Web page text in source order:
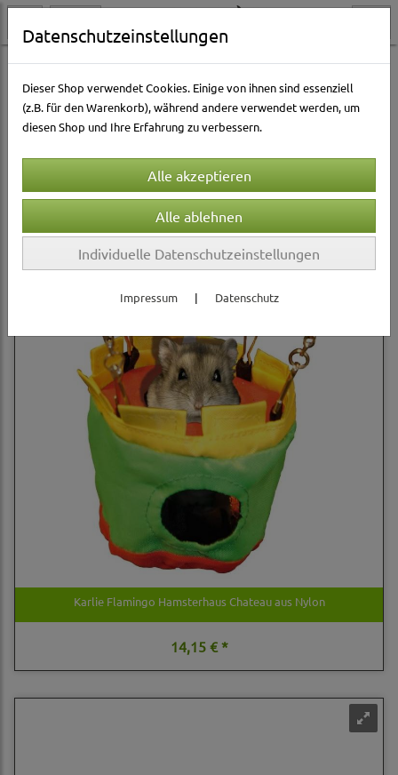
Kleintierwelt Ausstattung & Zubehör Betten & Hängematten
Sortierung wählen
Karlie Flamingo Hamsterhaus Chateau aus Nylon
14,15 € *
Datenschutzeinstellungen
Dieser Shop verwendet Cookies. Einige von ihnen sind essenziell
(z.B. für den Warenkorb), während andere verwendet werden, um
diesen Shop und Ihre Erfahrung zu verbessern.
Individuelle Datenschutzeinstellungen
Impressum | Datenschutz